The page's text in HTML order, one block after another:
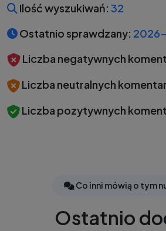
Ilość wyszukiwań: 32
Ostatnio sprawdzany:
Liczba negatywnych
Liczba neutralnych
Liczba pozytywnych
Co inni mówią o tym
Ostatnio